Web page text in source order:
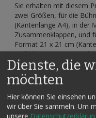
Sie erhalten mit diesem
zwei Größen, für die
(Kantenlänge A4), in der
Zusammenklappen, und
Format 21 x 21 cm
Sulfatkarton 350 g
Mit einer Tafel können
der zweiten direkt
mit der zweiten Tafel
Zuschauerzahlen direkt
ESP-Zeichen in der von
Dienste, die
möchten
Hier können Sie einsehen
wir über Sie sammeln. Um
unsere